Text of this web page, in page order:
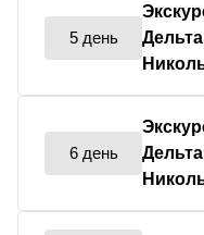
5 день
6 день